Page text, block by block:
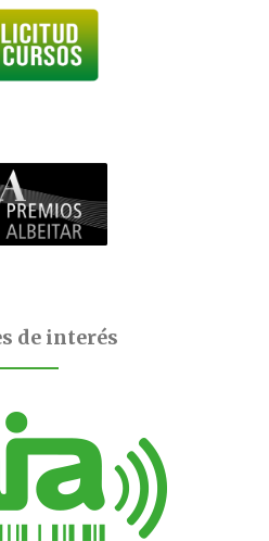
de interés